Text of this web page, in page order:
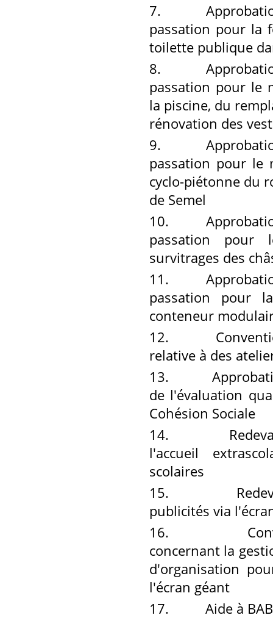
7. Approbation
passation pour la
toilette publique
8. Approbation
passation pour le
la piscine, du
rénovation des
9. Approbation
passation pour le
cyclo-piétonne du
de Semel
10. Approbation
passation pour
survitrages des
11. Approbation
passation pour
conteneur
12. Convention
relative à des
13. Approbation
de l'évaluation
Cohésion Sociale
14. Redevance
l'accueil
scolaires
15.
publicités via
16.
concernant la
d'organisation
l'écran géant
17. Aide à BABY